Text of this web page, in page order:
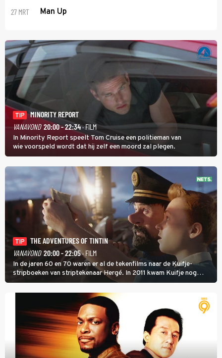
27 MRT Man Up
TIP
MINORITY REPORT
VANAVOND 20:00 - 22:34· FILM
In Minority Report speelt Tom Cruise een politieman van
wie voorspeld wordt dat hij zelf een moord zal plegen.
TIP
THE ADVENTURES OF TINTIN
VANAVOND 20:00 - 22:05· FILM
In de jaren 60 en 70 waren er al de tekenfilms naar de Kuifje-
stripboeken van striptekenaar Hergé. In 2011 kwam Kuifje nog
meer tot leven in The Adventures of Tintin van Steven Spielberg.